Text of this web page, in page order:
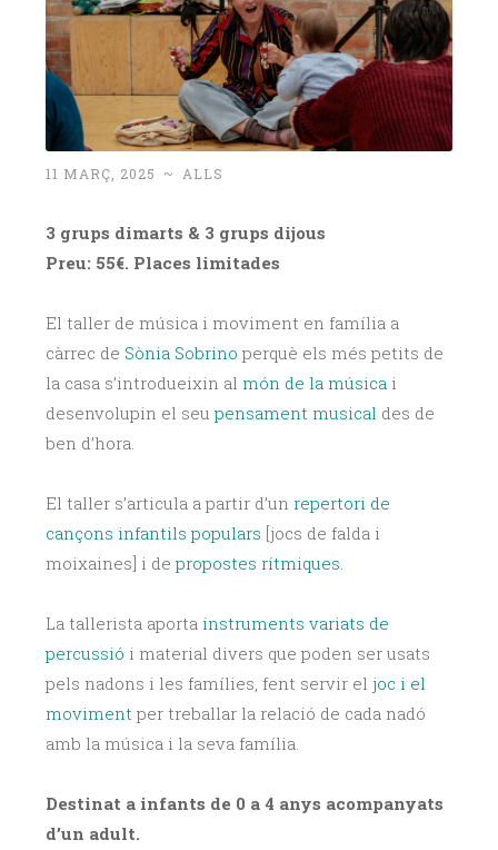
11 MARÇ, 2025 ~ ALLS
3 grups dimarts & 3 grups dijous
Preu: 55€. Places limitades
El taller de música i moviment en família a
càrrec de Sònia Sobrino perquè els més petits de
la casa s’introdueixin al món de la música i
desenvolupin el seupensament musical des de
ben d’hora.
El taller s’articula a partir d’un repertori de
cançons infantils populars [jocs de falda i
moixaines] i depropostes rítmiques.
La tallerista aporta instruments variats de
percussió i material divers que poden ser usats
pels nadons i les famílies, fent servir el joc i el
moviment per treballar la relació de cada nadó
amb la música i la seva família.
Destinat a infants de 0 a 4 anys acompanyats
d’un adult.